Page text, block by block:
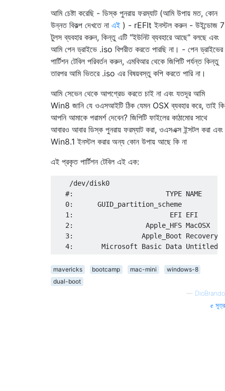
আমি চেষ্টা করেছি - ডিস্ক পুনরায় ফরম্যাট (আমি উপায় মত, কোন
উন্নত বিকল্প দেখতে না এই ) - rEFIt ইনস্টল করুন - উইন্ডোজ 7
টুলস ব্যবহার করুন, কিন্তু এটি "ইউনিট ব্যবহারে আছে" বলছে এবং
আমি পেন ড্রাইভে .iso বিপরীত করতে পারছি না। - পেন ড্রাইভের
পার্টিশন টেবিল পরিবর্তন করুন, এমবিআর থেকে জিপিটি পর্যন্ত কিন্তু
তারপর আমি ভিতরে .iso এর বিষয়বস্তু কপি করতে পারি না।
আমি সেভেন থেকে আপগ্রেড করতে চাই না এবং যতদূর আমি
Win8 জানি যে ওএসআইটি ঠিক যেমন OSX ব্যবহার করে, তাই কি
আপনি আমাকে পরামর্শ দেবেন? জিপিটি ফাইলের কাঠামোর সাথে
আবারও আবার ডিস্ক পুনরায় ফরম্যাট করা, ওএসএক্স ইন্সটল করা এবং
Win8.1 ইনস্টল করার অন্য কোন উপায় আছে কি না
এই প্রকৃত পার্টিশন টেবিল এই এক:
    /dev/disk0
#:                       TYPE NAME
0:      GUID_partition_scheme
1:                        EFI EFI
2:                  Apple_HFS MacOSX
3:                 Apple_Boot Recovery
mavericks bootcamp mac-mini
windows-8
dual-boot
— DioBrando
সূত্র